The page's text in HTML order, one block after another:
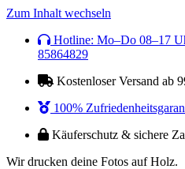
Zum Inhalt wechseln
Hotline: Mo–Do 08–17
85864829
Kostenloser Versand ab
100%
Käuferschutz & sichere
Wir drucken deine Fotos auf Holz.